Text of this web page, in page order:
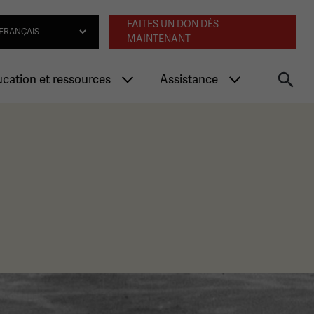
Navigation
FAITES UN DON DÈS
MAINTENANT
et ressources Assistance